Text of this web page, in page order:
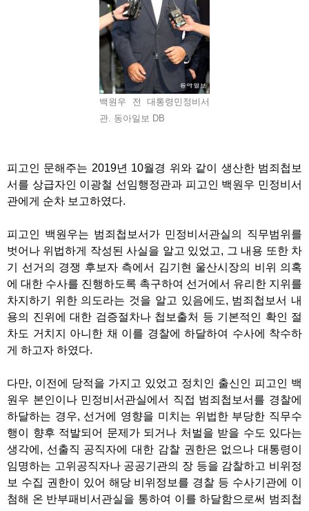
백원우 전 대통령민정비서
관. 동아일보 DB
피고인 문해주는 2019년 10월경 위와 같이 생산한 범죄첩보
서를 상급자인 이광철 선임행정관과 피고인 백원우 민정비서
관에게 순차 보고하였다.
피고인 백원우는 범죄첩보서가 민정비서관실의 직무범위를
벗어나 위법하게 작성된 사실을 알고 있었고, 그 내용 또한 차
기 선거의 경쟁 후보자 측에서 김기현 울산시장의 비위 의혹
에 대한 수사를 진행하도록 촉구하여 선거에서 유리한 지위를
차지하기 위한 의도라는 것을 알고 있음에도, 범죄첩보서 내
용의 진위에 대한 검증절차나 첩보출처 등 기본적인 확인 절
차도 거치지 아니한 채 이를 경찰에 하달하여 수사에 착수하
게 하고자 하였다.
다만, 이전에 당적을 가지고 있었고 정치인 출신인 피고인 백
원우 본인이나 민정비서관실에서 직접 범죄첩보서를 경찰에
하달하는 경우, 선거에 영향을 미치는 위법한 부당한 직무수
행이 향후 적발되어 문제가 되거나 처벌을 받을 수도 있다는
생각에, 선출직 공직자에 대한 감찰 권한은 없으나 대통령이
임명하는 고위공직자나 공공기관의 장 등을 감찰하고 비위정
보 수집 권한이 있어 해당 비위정보를 경찰 등 수사기관에 이
첨해 온 반부패비서관실을 통하여 이를 하달함으로써 범죄첩